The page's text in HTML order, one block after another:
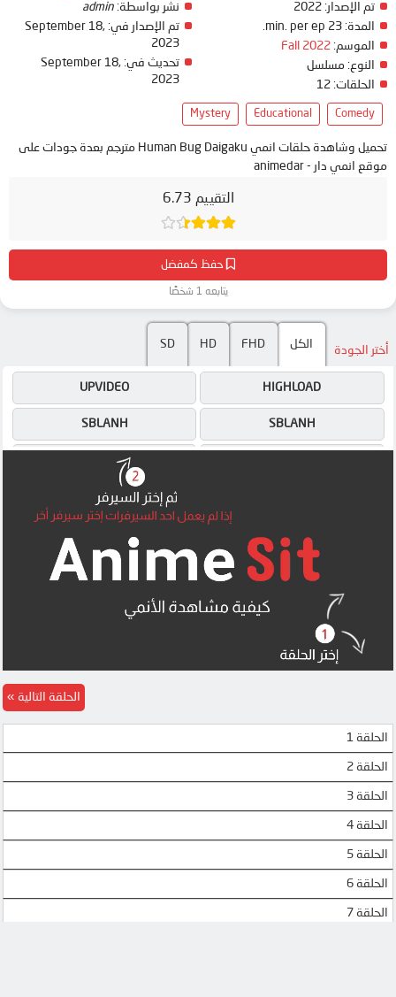
التقييم 6.73
حفظ كمفضل
يتابعه 1 شخصًا
تم الإصدار:
المدة:
الموسم: Fall 2022
النوع: مسلسل
الحلقات:
نشر بواسطة: admin
تم الإصدار في: September 18,
2023
تحديث في: September 18,
2023
Comedy
Educational
Mystery
تحميل وشاهدة حلقات انمي Human Bug Daigaku مترجم بعدة جودات على
موقع انمي دار - animedar
أختر الجودة الكل FHD
HD
SD
OK
HIGHLOAD
UPVIDEO
SBLANH
SBLANH
UPVIDEO
4SHARED
الحلقة 1
الحلقة 2
الحلقة 3
الحلقة 4
الحلقة 5
الحلقة 6
الحلقة 7
الحلقة التالية